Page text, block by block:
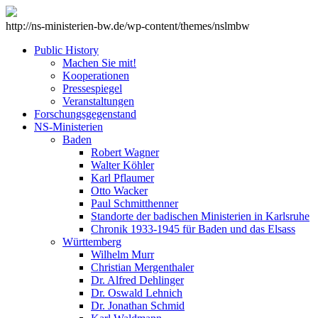
http://ns-ministerien-bw.de/wp-content/themes/nslmbw
Public History
Machen Sie mit!
Kooperationen
Pressespiegel
Veranstaltungen
Forschungsgegenstand
NS-Ministerien
Baden
Robert Wagner
Walter Köhler
Karl Pflaumer
Otto Wacker
Paul Schmitthenner
Standorte der badischen Ministerien in Karlsruhe
Chronik 1933-1945 für Baden und das Elsass
Württemberg
Wilhelm Murr
Christian Mergenthaler
Dr. Alfred Dehlinger
Dr. Oswald Lehnich
Dr. Jonathan Schmid